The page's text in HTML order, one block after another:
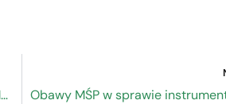
Unijna reforma etykietowania żywności – SMEunited w Parlamencie Europejskim